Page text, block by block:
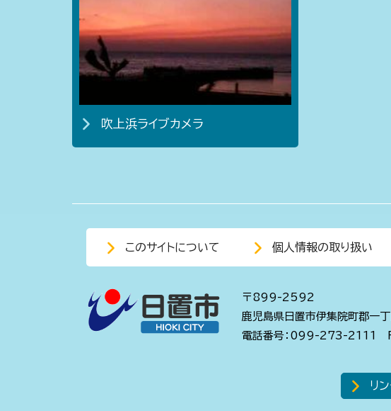
吹上浜ライブカメラ
このサイトについて 個人情報の取り扱い
〒899-2592
鹿児島県日置市伊集院町郡一
電話番号：099-273-2111
リ